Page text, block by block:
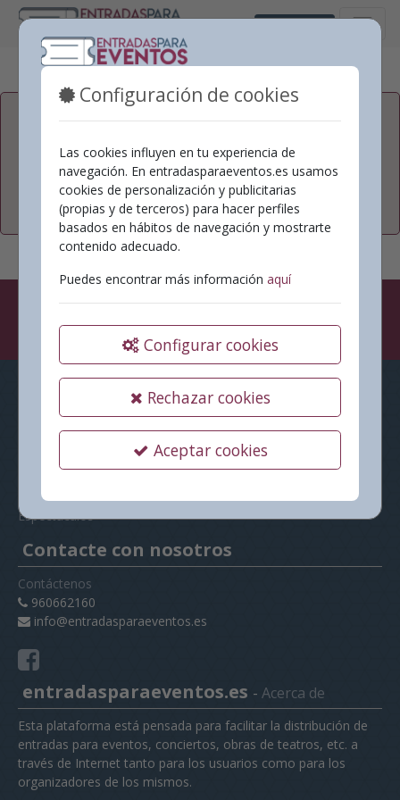
Configuración de cookies
Las cookies influyen en tu experiencia de
navegación. En entradasparaeventos.es usamos
cookies de personalización y publicitarias
(propias y de terceros) para hacer perfiles
basados en hábitos de navegación y mostrarte
contenido adecuado.
Puedes encontrar más información aquí
Configurar cookies
Rechazar cookies
Aceptar cookies
Castellano
Confirmar Volver al Inicio de sesión
Nuestros productos y servicios
Condiciones generales
Política de privacidad
Espectáculos
Contacte con nosotros
Contáctenos
960662160
info@entradasparaeventos.es
entradasparaeventos.es - Acerca de
Esta plataforma está pensada para facilitar la distribución de
entradas para eventos, conciertos, obras de teatros, etc. a
través de Internet tanto para los usuarios como para los
organizadores de los mismos.